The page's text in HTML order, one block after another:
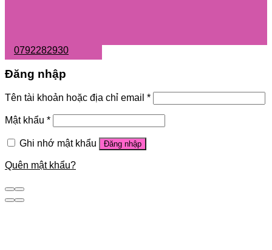
0792282930
Đăng nhập
Tên tài khoản hoặc địa chỉ email *
Mật khẩu *
Ghi nhớ mật khẩu Đăng nhập
Quên mật khẩu?